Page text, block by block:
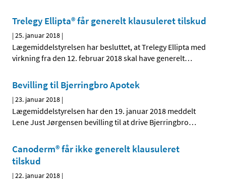
Trelegy Ellipta® får generelt klausuleret tilskud
|25. januar 2018 |
Lægemiddelstyrelsen har besluttet, at Trelegy Ellipta med
virkning fra den 12. februar 2018 skal have generelt…
Bevilling til Bjerringbro Apotek
|23. januar 2018 |
Lægemiddelstyrelsen har den 19. januar 2018 meddelt
Lene Just Jørgensen bevilling til at drive Bjerringbro…
Canoderm® får ikke generelt klausuleret
tilskud
|22. januar 2018 |